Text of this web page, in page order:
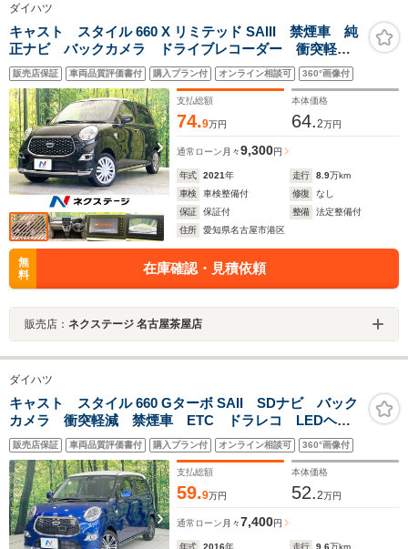
ダイハツ
キャスト スタイル 660 X リミテッド SAIII 禁煙車 純
正ナビ バックカメラ ドライブレコーダー 衝突軽
減 シートヒーター オートエアコン アイドリングス
トップ プッシュスタート
販売店保証 車両品質評価書付 購入プラン付 オンライン相談可 360°画像付
支払総額
74.9万円
本体価格
64.2万円
通常ローン 月々9,300円
年式 2021年 走行 8.9万km
車検
車検整備付 修復
なし
保証
保証付 整備
法定整備付
住所
愛知県名古屋市港区
無
料
在庫確認・見積依頼
販売店： ネクステージ 名古屋茶屋店
ダイハツ
キャスト スタイル 660 Gターボ SAII SDナビ バック
カメラ 衝突軽減 禁煙車 ETC ドラレコ LEDヘッ
ド スマートキー 2トーン オートライト/エアコン 純
正15インチAW 車線逸脱警報 Bluetooth フルセグ
CD再生
販売店保証 車両品質評価書付 購入プラン付 オンライン相談可 360°画像付
支払総額
59.9万円
本体価格
52.2万円
通常ローン 月々7,400円
年式 2016年 走行 9.6万km